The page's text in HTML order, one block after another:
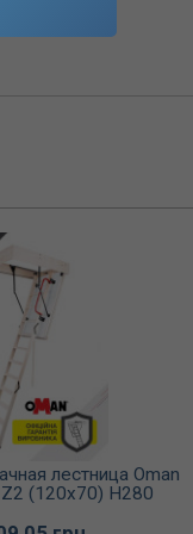
лестница Oman
Z2 (120x70) H280